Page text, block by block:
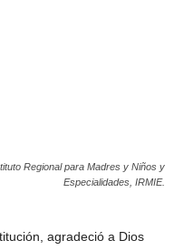
Regional para Madres y Niños y
Especialidades, IRMIE.
agradeció a Dios